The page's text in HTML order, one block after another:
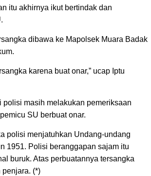
itu akhirnya ikut bertindak dan
dibawa ke Mapolsek Muara Badak
karena buat onar,” ucap Iptu
polisi masih melakukan pemeriksaan
SU berbuat onar.
polisi menjatuhkan Undang-undang
1951. Polisi beranggapan sajam itu
buruk. Atas perbuatannya tersangka
penjara. (*)